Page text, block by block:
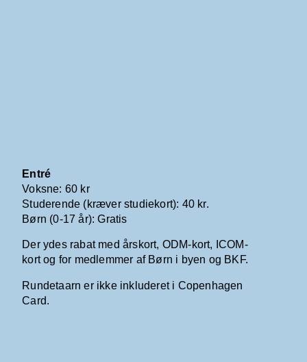
Entré
Voksne: 60 kr
Studerende (kræver studiekort): 40 kr.
Børn (0-17 år): Gratis
Der ydes rabat med årskort, ODM-kort, ICOM-
kort og for medlemmer af Børn i byen og BKF.
Rundetaarn er ikke inkluderet i Copenhagen
Card.